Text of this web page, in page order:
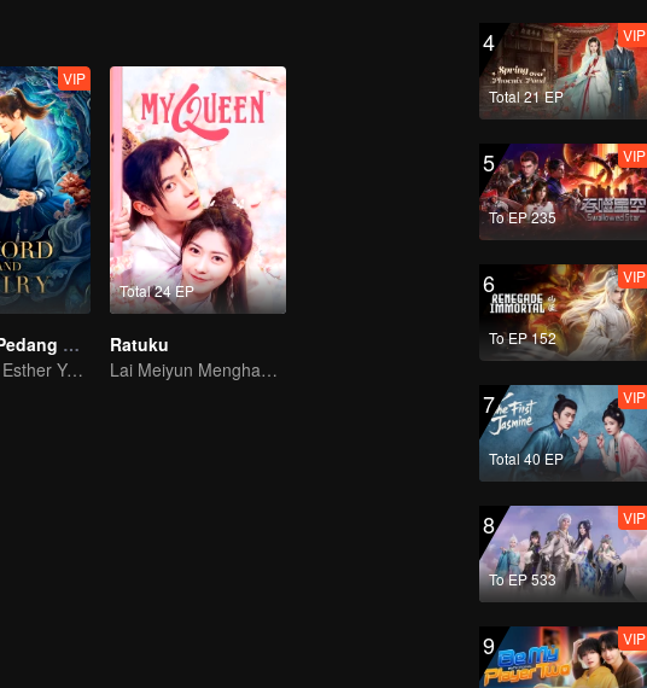
VIP
Dewi dan Pedang Kesatria
Xu Kai dan Esther Yu terjebak takdir percintaan dan reinkarnasi
Total 24 EP
Ratuku
Lai Meiyun Menghadapi Pria Sombong Berwajah Dua
4
Total 21 EP
VIP
5
To EP 235
VIP
6
To EP 152
VIP
7
Total 40 EP
VIP
8
To EP 533
VIP
9 VIP